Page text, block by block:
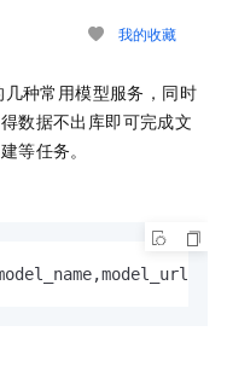
我的收藏
几种常用模型服务，同时
数据不出库即可完成文
等任务。